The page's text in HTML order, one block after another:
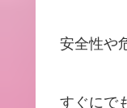
安全性や
すぐにで